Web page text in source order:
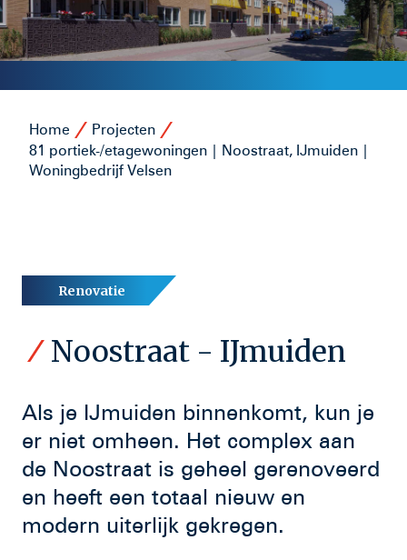
Home
Projecten
81 portiek-/etagewoningen | Noostraat, IJmuiden |
Woningbedrijf Velsen
Renovatie
Noostraat - IJmuiden
Als je IJmuiden binnenkomt, kun je
er niet omheen. Het complex aan
de Noostraat is geheel gerenoveerd
en heeft een totaal nieuw en
modern uiterlijk gekregen.